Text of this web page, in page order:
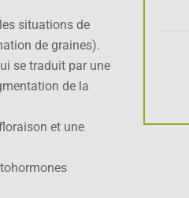
situations de
de graines).
se traduit par une
de la
et une